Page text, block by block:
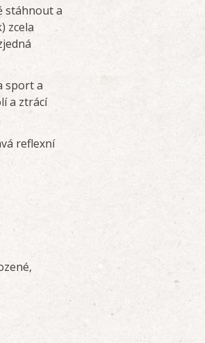
stáhnout a
zcela
sport a
a ztrácí
reflexní